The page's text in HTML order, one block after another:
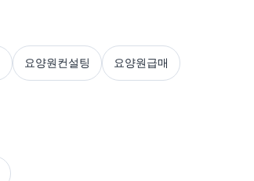
요양원컨설팅 요양원급매